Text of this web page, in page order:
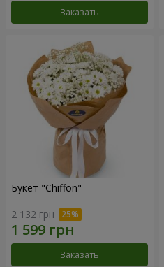
Заказать
Букет "Chiffon"
2 132 грн
Заказать